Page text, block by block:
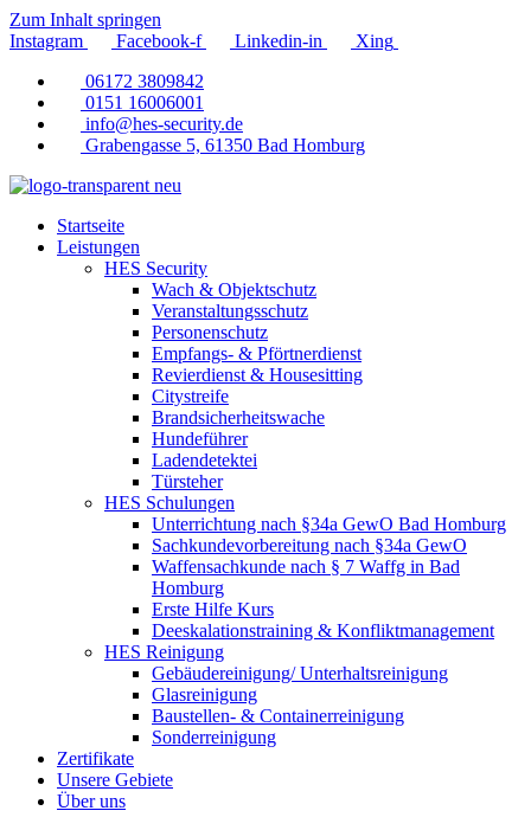
Zum Inhalt springen
Instagram
Facebook-f Linkedin-in
Xing
06172 3809842
0151 16006001
info@hes-security.de
Grabengasse 5, 61350 Bad Homburg
Startseite
Leistungen
HES Security
Wach & Objektschutz
Veranstaltungsschutz
Personenschutz
Empfangs- & Pförtnerdienst
Revierdienst & Housesitting
Citystreife
Brandsicherheitswache
Hundeführer
Ladendetektei
Türsteher
HES Schulungen
Unterrichtung nach §34a GewO Bad Homburg
Sachkundevorbereitung nach §34a GewO
Waffensachkunde nach § 7 Waffg in Bad
Homburg
Erste Hilfe Kurs
Deeskalationstraining & Konfliktmanagement
HES Reinigung
Gebäudereinigung/ Unterhaltsreinigung
Glasreinigung
Baustellen- & Containerreinigung
Sonderreinigung
Zertifikate
Unsere Gebiete
Über uns